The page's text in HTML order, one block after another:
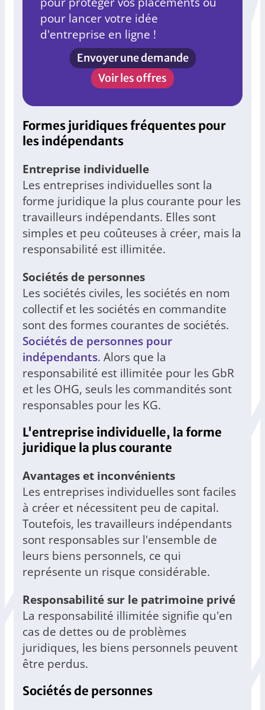
pour lancer votre idée
d'entreprise en ligne !
Envoyer une demande
Voir les offres
Formes juridiques fréquentes pour
les indépendants
Entreprise individuelle
Les entreprises individuelles sont la
forme juridique la plus courante pour les
travailleurs indépendants. Elles sont
simples et peu coûteuses à créer, mais la
responsabilité est illimitée.
Sociétés de personnes
Les sociétés civiles, les sociétés en nom
collectif et les sociétés en commandite
sont des formes courantes de sociétés.
Sociétés de personnes pour
indépendants. Alors que la
responsabilité est illimitée pour les GbR
et les OHG, seuls les commandités sont
responsables pour les KG.
L'entreprise individuelle, la forme
juridique la plus courante
Avantages et inconvénients
Les entreprises individuelles sont faciles
à créer et nécessitent peu de capital.
Toutefois, les travailleurs indépendants
sont responsables sur l'ensemble de
leurs biens personnels, ce qui
représente un risque considérable.
Responsabilité sur le patrimoine privé
La responsabilité illimitée signifie qu'en
cas de dettes ou de problèmes
juridiques, les biens personnels peuvent
être perdus.
Sociétés de personnes